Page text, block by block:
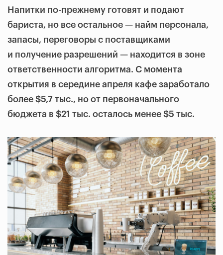
Напитки по-прежнему готовят и подают
бариста, но все остальное — найм персонала,
запасы, переговоры с поставщиками
и получение разрешений — находится в зоне
ответственности алгоритма. С момента
открытия в середине апреля кафе заработало
более $5,7 тыс., но от первоначального
бюджета в $21 тыс. осталось менее $5 тыс.